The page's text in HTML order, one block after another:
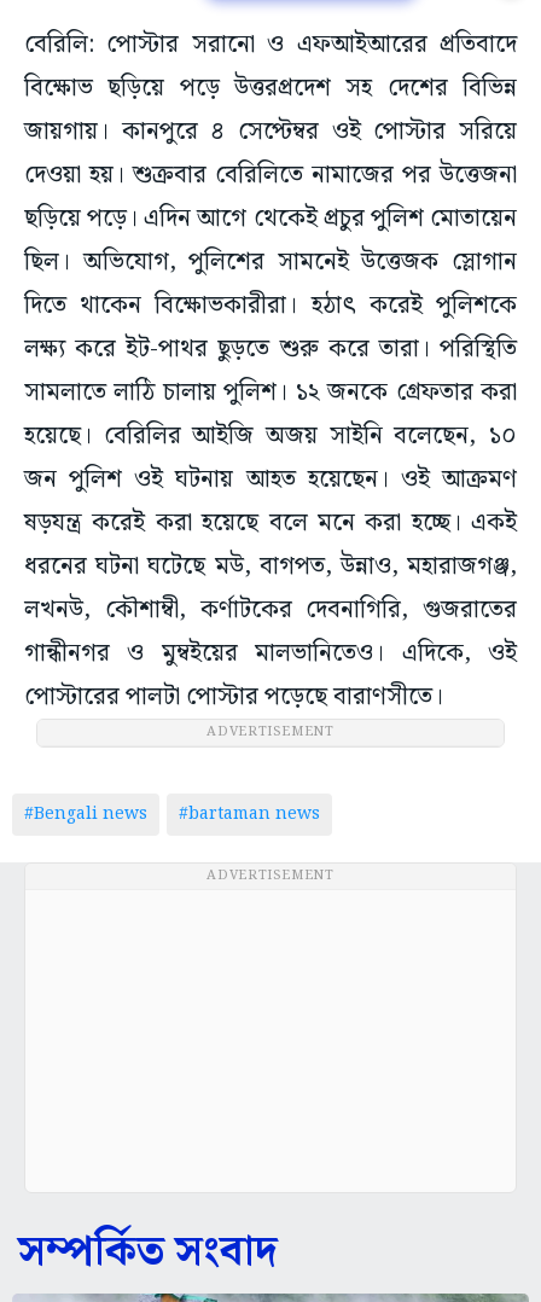
বেরিলি: পোস্টার সরানো ও এফআইআরের প্রতিবাদে
বিক্ষোভ ছড়িয়ে পড়ে উত্তরপ্রদেশ সহ দেশের বিভিন্ন
জায়গায়। কানপুরে ৪ সেপ্টেম্বর ওই পোস্টার সরিয়ে
দেওয়া হয়। শুক্রবার বেরিলিতে নামাজের পর উত্তেজনা
ছড়িয়ে পড়ে। এদিন আগে থেকেই প্রচুর পুলিশ মোতায়েন
ছিল। অভিযোগ, পুলিশের সামনেই উত্তেজক স্লোগান
দিতে থাকেন বিক্ষোভকারীরা। হঠাৎ করেই পুলিশকে
লক্ষ্য করে ইট-পাথর ছুড়তে শুরু করে তারা। পরিস্থিতি
সামলাতে লাঠি চালায় পুলিশ। ১২ জনকে গ্রেফতার করা
হয়েছে। বেরিলির আইজি অজয় সাইনি বলেছেন, ১০
জন পুলিশ ওই ঘটনায় আহত হয়েছেন। ওই আক্রমণ
ষড়যন্ত্র করেই করা হয়েছে বলে মনে করা হচ্ছে। একই
ধরনের ঘটনা ঘটেছে মউ, বাগপত, উন্নাও, মহারাজগঞ্জ,
লখনউ, কৌশাম্বী, কর্ণাটকের দেবনাগিরি, গুজরাতের
গান্ধীনগর ও মুম্বইয়ের মালভানিতেও। এদিকে, ওই
পোস্টারের পালটা পোস্টার পড়েছে বারাণসীতে।
ADVERTISEMENT
#Bengali news #bartaman news
ADVERTISEMENT
সম্পর্কিত সংবাদ